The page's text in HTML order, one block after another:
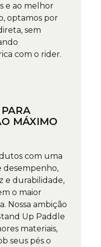
e ao melhor
optamos por
sem
com o rider.
MÁXIMO
com uma
desempenho,
e durabilidade,
o maior
Nossa ambição
Up Paddle
materiais,
seus pés o